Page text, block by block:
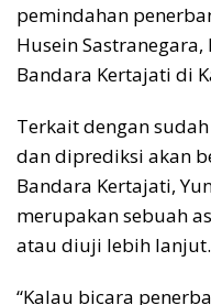
pemindahan
Husein Sastranegara,
Bandara Kertajati di
Terkait dengan
dan diprediksi akan
Bandara Kertajati,
merupakan sebuah
atau diuji lebih lanjut.
“Kalau bicara